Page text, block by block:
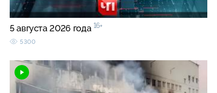
5 августа 2026 года 16+
5300